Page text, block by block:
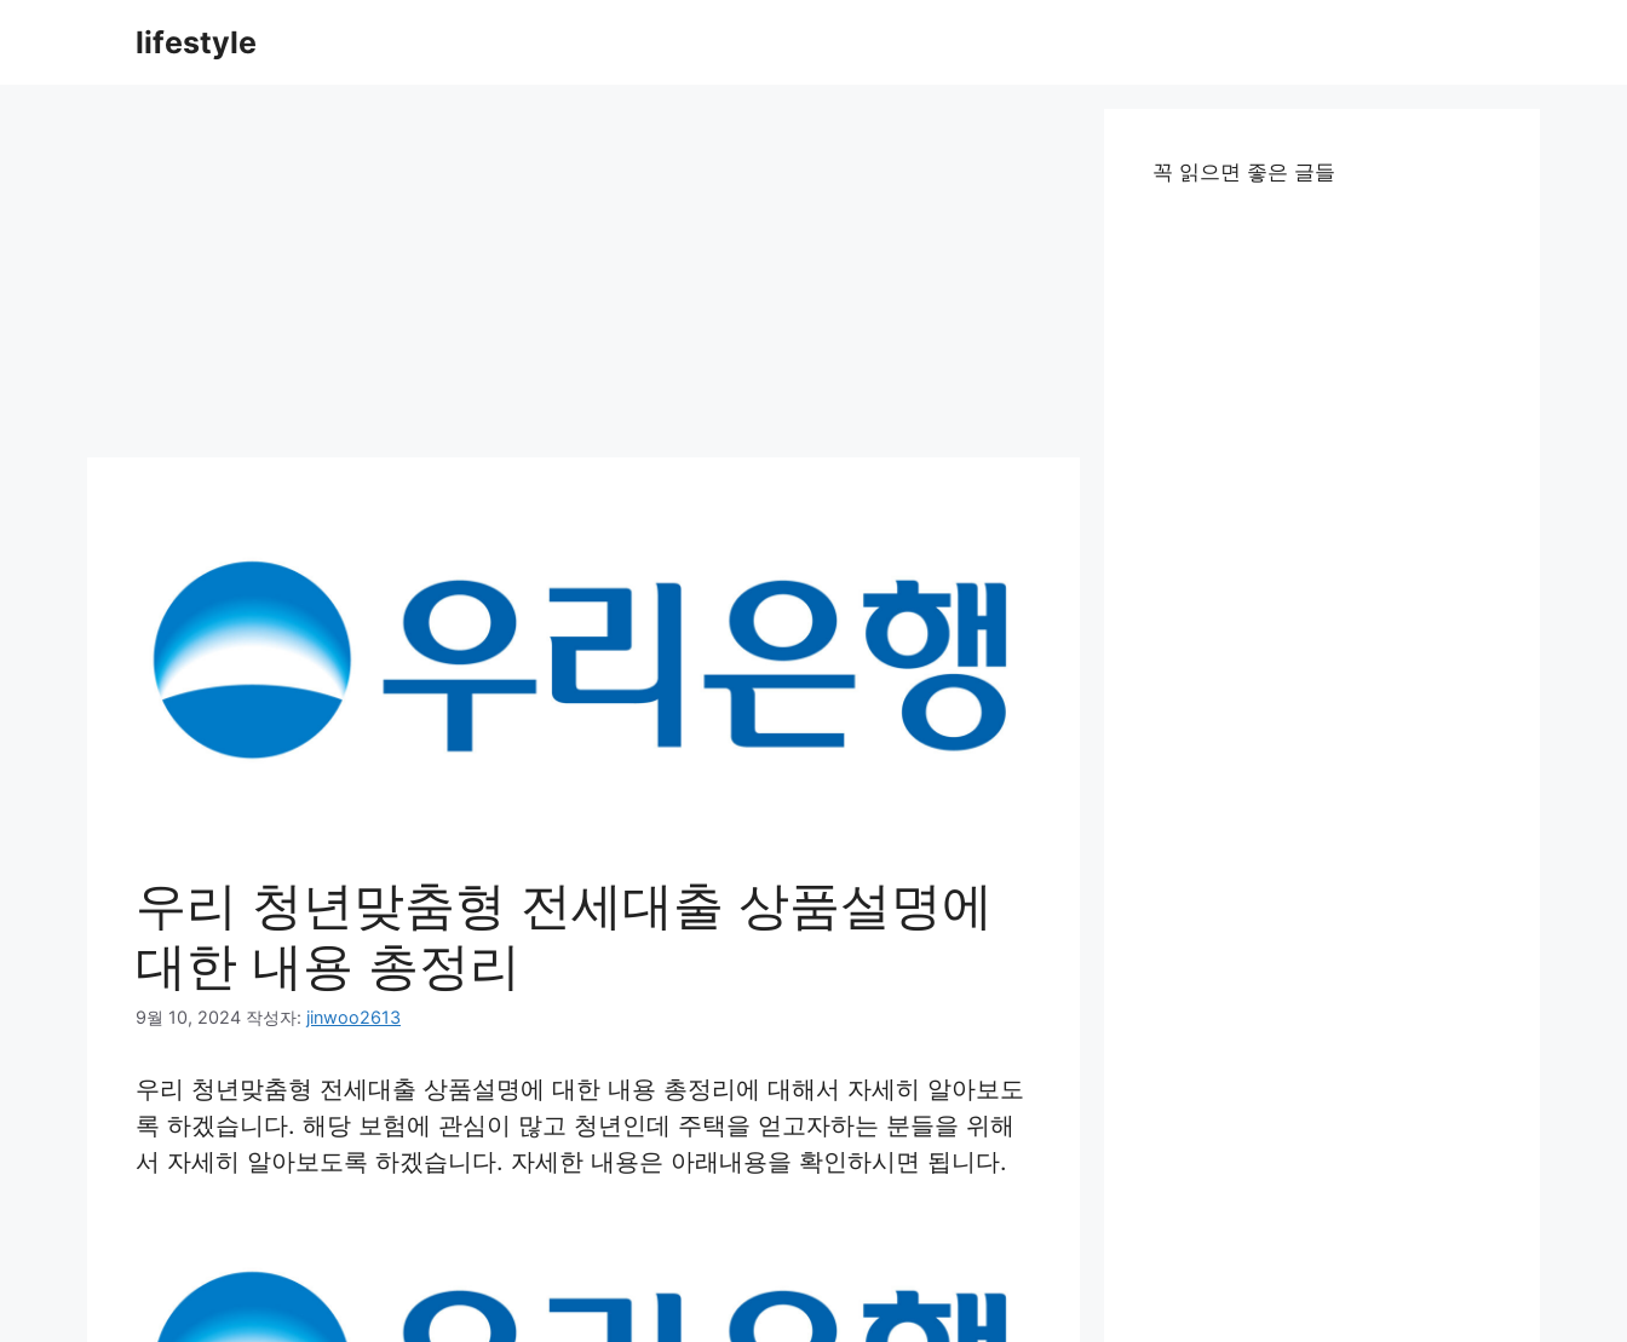
lifestyle
우리 청년맞춤형 전세대출 상품설명에
대한 내용 총정리
9월 10, 2024 작성자: jinwoo2613
우리 청년맞춤형 전세대출 상품설명에 대한 내용 총정리에 대해서 자세히 알아보도
록 하겠습니다. 해당 보험에 관심이 많고 청년인데 주택을 얻고자하는 분들을 위해
서 자세히 알아보도록 하겠습니다. 자세한 내용은 아래내용을 확인하시면 됩니다.
꼭 읽으면 좋은 글들